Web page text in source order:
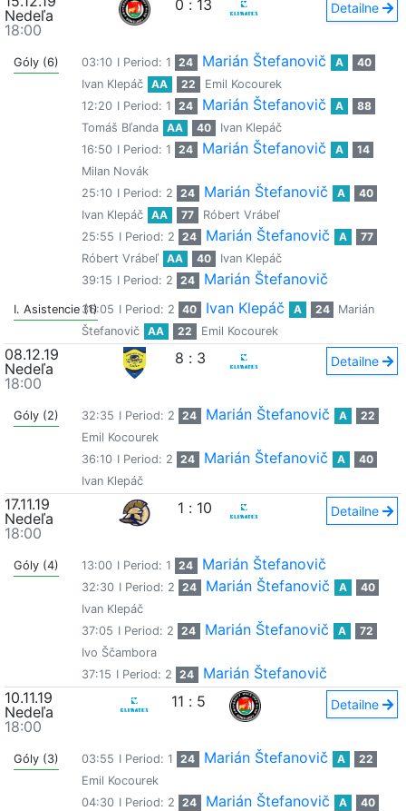
Nedeľa
18:00
0 : 13 Detailne
Góly (6) 03:10 I Period: 1 24 Marián Štefanovič A
40
Ivan Klepáč
AA 22
Emil Kocourek
12:20 I Period: 1 24 Marián Štefanovič A
88
Tomáš Bľanda
AA 40
Ivan Klepáč
16:50 I Period: 1 24 Marián Štefanovič A
14
Milan Novák
25:10 I Period: 2 24 Marián Štefanovič A
40
Ivan Klepáč
AA 77
Róbert Vrábeľ
25:55 I Period: 2 24 Marián Štefanovič A
77
Róbert Vrábeľ
AA 40
Ivan Klepáč
39:15 I Period: 2 24 Marián Štefanovič
I. Asistencie (1)36:05 I Period: 2 40 Ivan Klepáč A 24
Marián
Štefanovič
AA 22 Emil Kocourek
08.12.19
Nedeľa
18:00
8 : 3 Detailne
Góly (2) 32:35 I Period: 2 24 Marián Štefanovič A
22
Emil Kocourek
36:10 I Period: 2 24 Marián Štefanovič A
40
Ivan Klepáč
17.11.19
Nedeľa
18:00
1 : 10 Detailne
Góly (4) 13:00 I Period: 1 24 Marián Štefanovič
32:30 I Period: 2 24 Marián Štefanovič A
40
Ivan Klepáč
37:05 I Period: 2 24 Marián Štefanovič A
72
Ivo Ščambora
37:15 I Period: 2 24
Marián Štefanovič
10.11.19
Nedeľa
18:00
11 : 5 Detailne
Góly (3) 03:55 I Period: 1 24 Marián Štefanovič A
22
Emil Kocourek
04:30 I Period: 2 24 Marián Štefanovič A
40